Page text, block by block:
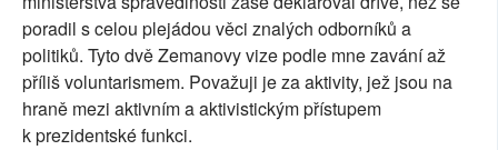
poradil s celou plejádou věci znalých odborníků a
politiků. Tyto dvě Zemanovy vize podle mne zavání až
příliš voluntarismem. Považuji je za aktivity, jež jsou na
hraně mezi aktivním a aktivistickým přístupem
k prezidentské funkci.